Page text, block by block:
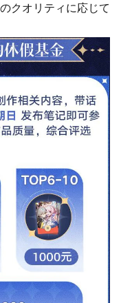
クオリティに応じて